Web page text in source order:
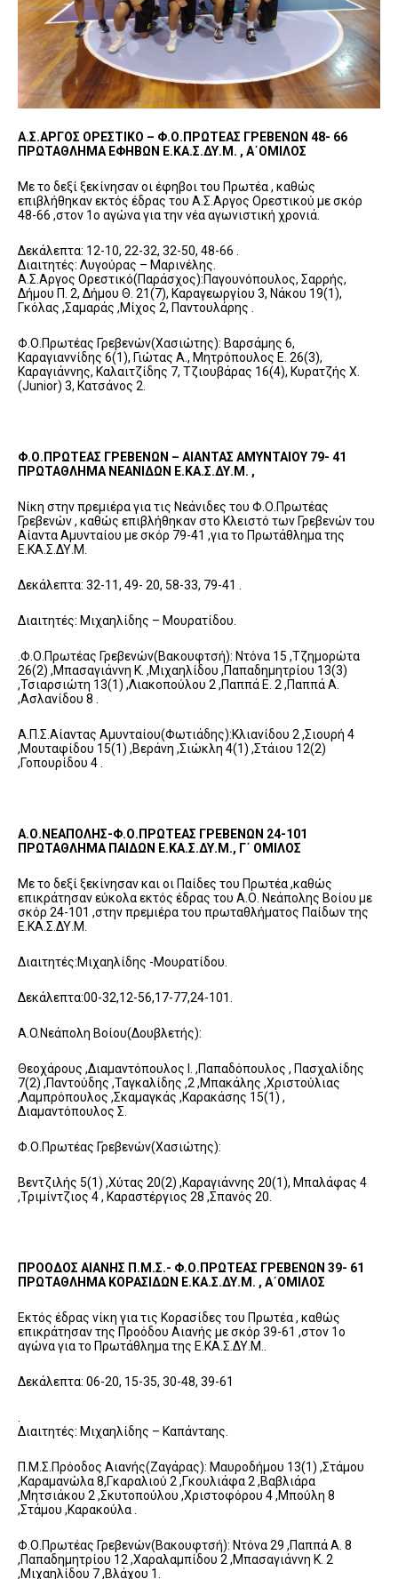
Α.Σ.ΑΡΓΟΣ ΟΡΕΣΤΙΚΟ – Φ.Ο.ΠΡΩΤΕΑΣ ΓΡΕΒΕΝΩΝ 48- 66
ΠΡΩΤΑΘΛΗΜΑ ΕΦΗΒΩΝ Ε.ΚΑ.Σ.ΔΥ.Μ. , Α΄ΟΜΙΛΟΣ
Με το δεξί ξεκίνησαν οι έφηβοι του Πρωτέα , καθώς
επιβλήθηκαν εκτός έδρας του Α.Σ.Αργος Ορεστικού με σκόρ
48-66 ,στον 1ο αγώνα για την νέα αγωνιστική χρονιά.
Δεκάλεπτα: 12-10, 22-32, 32-50, 48-66 .
Διαιτητές: Λυγούρας – Μαρινέλης.
Α.Σ.Αργος Ορεστικό(Παράσχος):Παγουνόπουλος, Σαρρής,
Δήμου Π. 2, Δήμου Θ. 21(7), Καραγεωργίου 3, Νάκου 19(1),
Γκόλας ,Σαμαράς ,Μίχος 2, Παντουλάρης .
Φ.Ο.Πρωτέας Γρεβενών(Χασιώτης): Βαρσάμης 6,
Καραγιαννίδης 6(1), Γιώτας Α., Μητρόπουλος Ε. 26(3),
Καραγιάννης, Καλαιτζίδης 7, Τζιουβάρας 16(4), Κυρατζής Χ.
(Junior) 3, Κατσάνος 2.
Φ.Ο.ΠΡΩΤΕΑΣ ΓΡΕΒΕΝΩΝ – ΑΙΑΝΤΑΣ ΑΜΥΝΤΑΙΟΥ 79- 41
ΠΡΩΤΑΘΛΗΜΑ ΝΕΑΝΙΔΩΝ Ε.ΚΑ.Σ.ΔΥ.Μ. ,
Νίκη στην πρεμιέρα για τις Νεάνιδες του Φ.Ο.Πρωτέας
Γρεβενών , καθώς επιβλήθηκαν στο Κλειστό των Γρεβενών του
Αίαντα Αμυνταίου με σκόρ 79-41 ,για το Πρωτάθλημα της
Ε.ΚΑ.Σ.ΔΥ.Μ.
Δεκάλεπτα: 32-11, 49- 20, 58-33, 79-41 .
Διαιτητές: Μιχαηλίδης – Μουρατίδου.
.Φ.Ο.Πρωτέας Γρεβενών(Βακουφτσή): Ντόνα 15 ,Τζημορώτα
26(2) ,Μπασαγιάννη Κ. ,Μιχαηλίδου ,Παπαδημητρίου 13(3)
,Τσιαρσιώτη 13(1) ,Λιακοπούλου 2 ,Παππά Ε. 2 ,Παππά Α.
,Ασλανίδου 8 .
Α.Π.Σ.Αίαντας Αμυνταίου(Φωτιάδης):Κλιανίδου 2 ,Σιουρή 4
,Μουταφίδου 15(1) ,Βεράνη ,Σιώκλη 4(1) ,Στάιου 12(2)
,Γοπουρίδου 4 .
Α.Ο.ΝΕΑΠΟΛΗΣ-Φ.Ο.ΠΡΩΤΕΑΣ ΓΡΕΒΕΝΩΝ 24-101
ΠΡΩΤΑΘΛΗΜΑ ΠΑΙΔΩΝ Ε.ΚΑ.Σ.ΔΥ.Μ., Γ΄ ΟΜΙΛΟΣ
Με το δεξί ξεκίνησαν και οι Παίδες του Πρωτέα ,καθώς
επικράτησαν εύκολα εκτός έδρας του Α.Ο. Νεάπολης Βοίου με
σκόρ 24-101 ,στην πρεμιέρα του πρωταθλήματος Παίδων της
Ε.ΚΑ.Σ.ΔΥ.Μ.
Διαιτητές:Μιχαηλίδης -Μουρατίδου.
Δεκάλεπτα:00-32,12-56,17-77,24-101.
Α.O.Νεάπολη Βοίου(Δουβλετής):
Θεοχάρους ,Διαμαντόπουλος Ι. ,Παπαδόπουλος , Πασχαλίδης
7(2) ,Παντούδης ,Ταγκαλίδης ,2 ,Μπακάλης ,Χριστούλιας
,Λαμπρόπουλος ,Σκαμαγκάς ,Καρακάσης 15(1) ,
Διαμαντόπουλος Σ.
Φ.Ο.Πρωτέας Γρεβενών(Χασιώτης):
Βεντζιλής 5(1) ,Χύτας 20(2) ,Καραγιάννης 20(1), Μπαλάφας 4
,Τριμίντζιος 4 , Καραστέργιος 28 ,Σπανός 20.
ΠΡΟΟΔΟΣ ΑΙΑΝΗΣ Π.Μ.Σ.- Φ.Ο.ΠΡΩΤΕΑΣ ΓΡΕΒΕΝΩΝ 39- 61
ΠΡΩΤΑΘΛΗΜΑ ΚΟΡΑΣΙΔΩΝ Ε.ΚΑ.Σ.ΔΥ.Μ. , Α΄ΟΜΙΛΟΣ
Εκτός έδρας νίκη για τις Κορασίδες του Πρωτέα , καθώς
επικράτησαν της Προόδου Αιανής με σκόρ 39-61 ,στον 1ο
αγώνα για το Πρωτάθλημα της Ε.ΚΑ.Σ.ΔΥ.Μ..
Δεκάλεπτα: 06-20, 15-35, 30-48, 39-61
Διαιτητές: Μιχαηλίδης – Καπάνταης.
Π.Μ.Σ.Πρόοδος Αιανής(Ζαγάρας): Μαυροδήμου 13(1) ,Στάμου
,Καραμανώλα 8,Γκαραλιού 2 ,Γκουλιάφα 2 ,Βαβλιάρα
,Μητσιάκου 2 ,Σκυτοπούλου ,Χριστοφόρου 4 ,Μπούλη 8
,Στάμου ,Καρακούλα .
Φ.Ο.Πρωτέας Γρεβενών(Βακουφτσή): Ντόνα 29 ,Παππά Α. 8
,Παπαδημητρίου 12 ,Χαραλαμπίδου 2 ,Μπασαγιάννη Κ. 2
,Μιχαηλίδου 7 ,Βλάχου 1.